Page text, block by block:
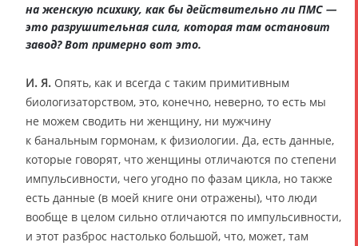
на женскую психику, как бы действительно ли ПМС —
это разрушительная сила, которая там остановит
завод? Вот примерно вот это.
И. Я. Опять, как и всегда с таким примитивным
биологизаторством, это, конечно, неверно, то есть мы
не можем сводить ни женщину, ни мужчину
к банальным гормонам, к физиологии. Да, есть данные,
которые говорят, что женщины отличаются по степени
импульсивности, чего угодно по фазам цикла, но также
есть данные (в моей книге они отражены), что люди
вообще в целом сильно отличаются по импульсивности,
и этот разброс настолько большой, что, может, там